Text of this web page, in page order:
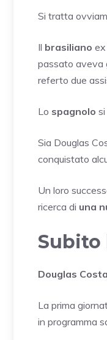
Si tratta
Il brasiliano
passato aveva
referto due
Lo spagnolo
Sia Douglas
conquistato
Un loro
ricerca di una
Subito
Douglas
La prima
in programma